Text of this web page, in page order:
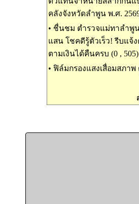
คลังจังหวัดลำพูน พ.ศ.
• ชื่นชม ตำรวจแม่ทาลำพู
แสน โชคดีรู้ตัวเร็ว! รีบแจ้
ตามเงินได้คืนครบ (0 , 505)
• ฟิล์มกรองแสงเสื่อมสภาพ